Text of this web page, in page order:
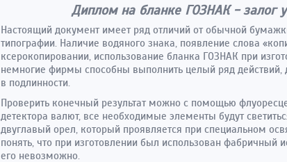
Диплом на бланке ГОЗНАК - залог
Настоящий документ имеет ряд отличий от обычной
типографии. Наличие водяного знака, появление слова
ксерокопировании, использование бланка ГОЗНАК при
немногие фирмы способны выполнить целый ряд действий,
в подлинности.
Проверить конечный результат можно с помощью
детектора валют, все необходимые элементы будут
двуглавый орел, который проявляется при специальном
понять, что при изготовлении был использован фабричный
его невозможно.